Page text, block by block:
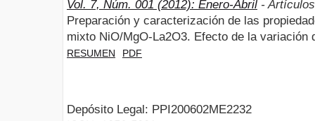
Vol. 7, Núm. 001 (2012): Enero-Abril -
Preparación y caracterización de las
mixto NiO/MgO-La2O3. Efecto de la variación
RESUMEN PDF
Depósito Legal: PPI200602ME2232